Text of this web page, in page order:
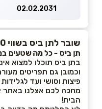
02.02.2031
שובר לתן ביס בשווי ₪100
תן ביס - כל מה שטעים
בתן ביס תוכלו למצוא
וכמובן גם תפריטים
פיצות וסושי ועד
מחכה לכם אצלנו באתר
הבית!